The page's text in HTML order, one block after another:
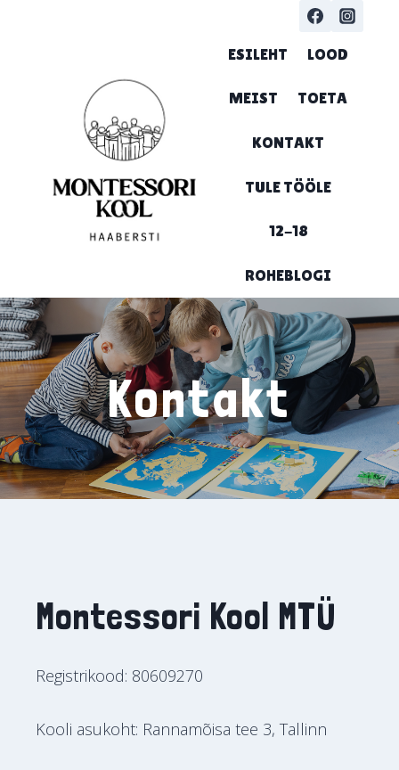
ESILEHT LOOD
MEIST TOETA
KONTAKT
TULE TÖÖLE
12-18
ROHEBLOGI
Kontakt
Montessori Kool MTÜ
Registrikood: 80609270
Kooli asukoht: Rannamõisa tee 3, Tallinn